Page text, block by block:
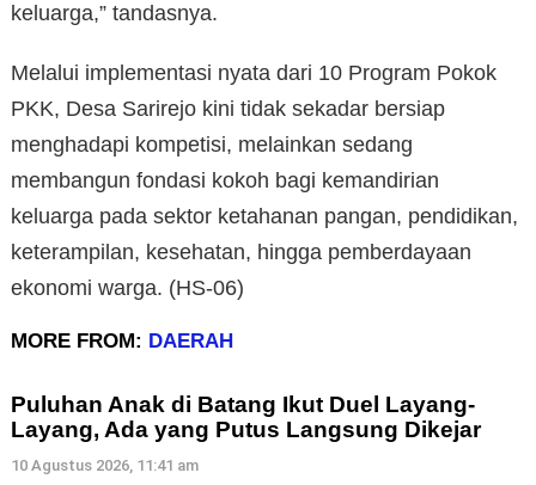
keluarga,” tandasnya.
Melalui implementasi nyata dari 10 Program Pokok
PKK, Desa Sarirejo kini tidak sekadar bersiap
menghadapi kompetisi, melainkan sedang
membangun fondasi kokoh bagi kemandirian
keluarga pada sektor ketahanan pangan, pendidikan,
keterampilan, kesehatan, hingga pemberdayaan
ekonomi warga. (HS-06)
MORE FROM: DAERAH
Puluhan Anak di Batang Ikut Duel Layang-
Layang, Ada yang Putus Langsung Dikejar
10 Agustus 2026, 11:41 am